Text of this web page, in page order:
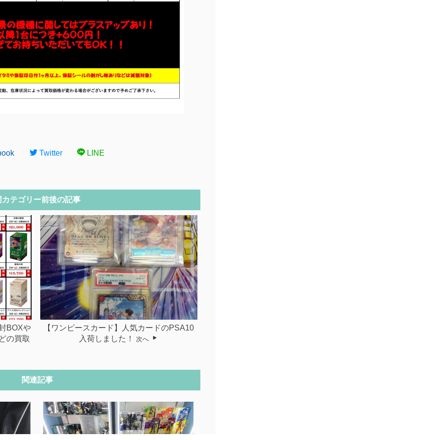
Twitter LINE
カテゴリー前後の記事
BOXや
の買取
【ワンピースカード】人気カードのPSA10
入荷しました！
次へ
関連記事